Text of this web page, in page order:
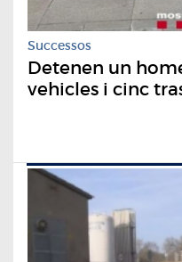
Successos
Detenen un
vehicles i cinc